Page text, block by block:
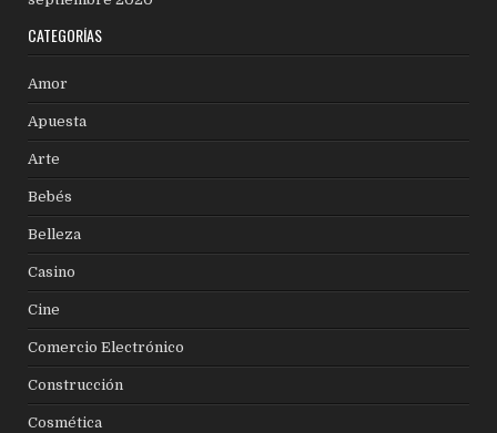
CATEGORÍAS
Amor
Apuesta
Arte
Bebés
Belleza
Casino
Cine
Comercio Electrónico
Construcción
Cosmética